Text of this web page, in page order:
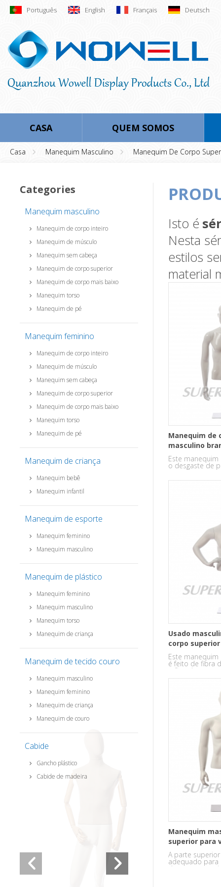
Português English Français Deutsch
CASA QUEM SOMOS
Casa Manequim Masculino Manequim De Corpo
Categories
Manequim masculino
Manequim de corpo inteiro
Manequim de músculo
Manequim sem cabeça
Manequim de corpo superior
Manequim de corpo mais baixo
Manequim torso
Manequim de pé
Manequim feminino
Manequim de corpo inteiro
Manequim de músculo
Manequim sem cabeça
Manequim de corpo superior
Manequim de corpo mais baixo
Manequim torso
Manequim de pé
Manequim de criança
Manequim bebê
Manequim infantil
Manequim de esporte
Manequim feminino
Manequim masculino
Manequim de plástico
Manequim feminino
Manequim masculino
Manequim torso
Manequim de criança
Manequim de tecido couro
Manequim masculino
Manequim feminino
Manequim de criança
Manequim de couro
Cabide
Gancho plástico
Cabide de madeira
Isto é
Nesta
estilos
material
Manequim de
masculino
para Display
Este
o desgaste de
parte.
Usado
corpo
Este
é feito de fibra
mãos
dele.
Manequim
superior para
A parte
adequado para
desgaste